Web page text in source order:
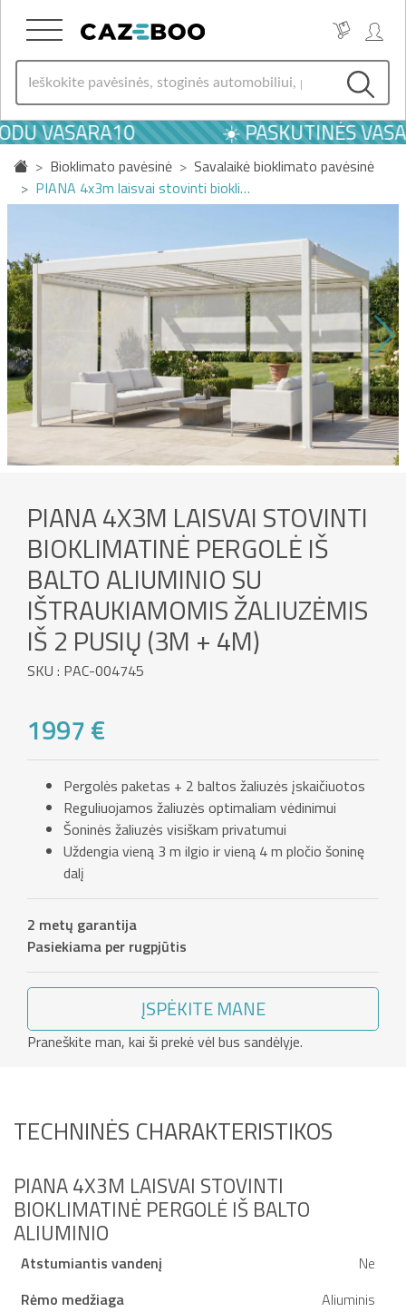
VASARA10 ☀️ PASKUTINĖS
Bioklimato pavėsinė
Savalaikė bioklimato pavėsinė
PIANA 4x3m laisvai stovinti biokli…
PIANA 4X3M LAISVAI STOVINTI
BIOKLIMATINĖ PERGOLĖ IŠ
BALTO ALIUMINIO SU
IŠTRAUKIAMOMIS ŽALIUZĖMIS
IŠ 2 PUSIŲ (3M + 4M)
SKU : PAC-004745
1997 €
Pergolės paketas + 2 baltos žaliuzės įskaičiuotos
Reguliuojamos žaliuzės optimaliam vėdinimui
Šoninės žaliuzės visiškam privatumui
Uždengia vieną 3 m ilgio ir vieną 4 m pločio šoninę
dalį
2 metų garantija
Pasiekiama per rugpjūtis
ĮSPĖKITE MANE
Praneškite man, kai ši prekė vėl bus sandėlyje.
TECHNINĖS CHARAKTERISTIKOS
PIANA 4X3M LAISVAI STOVINTI
BIOKLIMATINĖ PERGOLĖ IŠ BALTO
ALIUMINIO
Atstumiantis vandenį
Ne
Rėmo medžiaga
Aliuminis